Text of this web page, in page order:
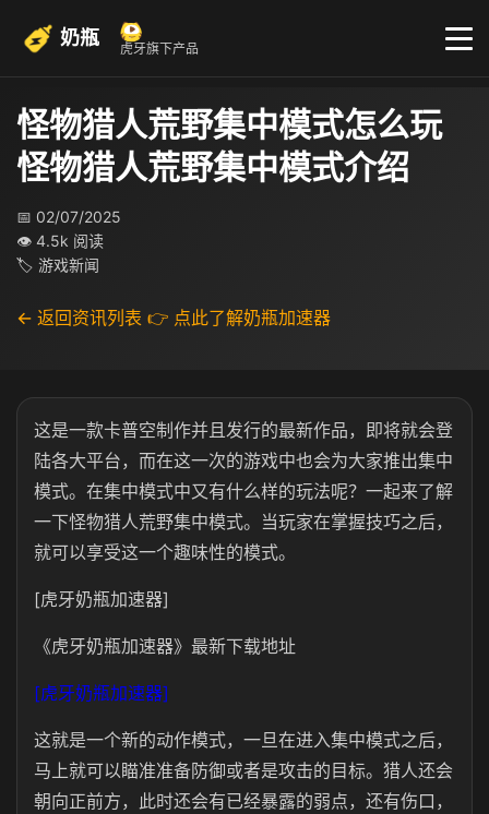
奶瓶 虎牙旗下产品
怪物猎人荒野集中模式怎么玩
怪物猎人荒野集中模式介绍
📅 02/07/2025
👁 4.5k 阅读
🏷 游戏新闻
← 返回资讯列表 👉 点此了解奶瓶加速器
这是一款卡普空制作并且发行的最新作品，即将就会登
陆各大平台，而在这一次的游戏中也会为大家推出集中
模式。在集中模式中又有什么样的玩法呢？一起来了解
一下怪物猎人荒野集中模式。当玩家在掌握技巧之后，
就可以享受这一个趣味性的模式。
[虎牙奶瓶加速器]
《虎牙奶瓶加速器》最新下载地址
[虎牙奶瓶加速器]
这就是一个新的动作模式，一旦在进入集中模式之后，
马上就可以瞄准准备防御或者是攻击的目标。猎人还会
朝向正前方，此时还会有已经暴露的弱点，还有伤口，